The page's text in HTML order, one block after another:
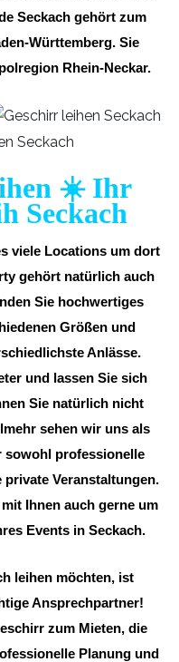
Seckach gehört zum
Württemberg. Sie
Rhein-Neckar.
☀️ Ihr
Seckach
viele Locations um dort
gehört natürlich auch
Sie hochwertiges
Größen und
Anlässe.
und lassen Sie sich
Sie natürlich nicht
sehen wir uns als
sowohl professionelle
private Veranstaltungen.
Ihnen auch gerne um
Events in Seckach.
leihen möchten, ist
Ansprechpartner!
zum Mieten, die
Planung und